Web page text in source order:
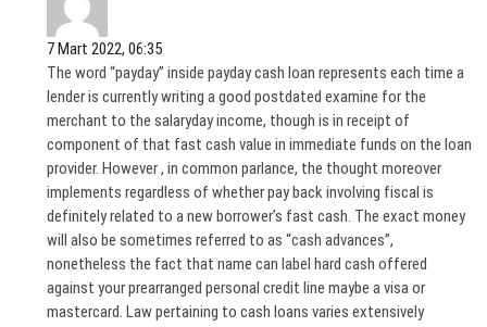
7 Mart 2022, 06:35
The word “payday” inside payday cash loan represents each time a
lender is currently writing a good postdated examine for the
merchant to the salaryday income, though is in receipt of
component of that fast cash value in immediate funds on the loan
provider. However , in common parlance, the thought moreover
implements regardless of whether pay back involving fiscal is
definitely related to a new borrower’s fast cash. The exact money
will also be sometimes referred to as “cash advances”,
nonetheless the fact that name can label hard cash offered
against your prearranged personal credit line maybe a visa or
mastercard. Law pertaining to cash loans varies extensively